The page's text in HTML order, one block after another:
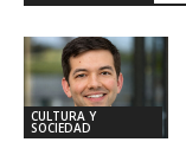
CULTURA Y
SOCIEDAD